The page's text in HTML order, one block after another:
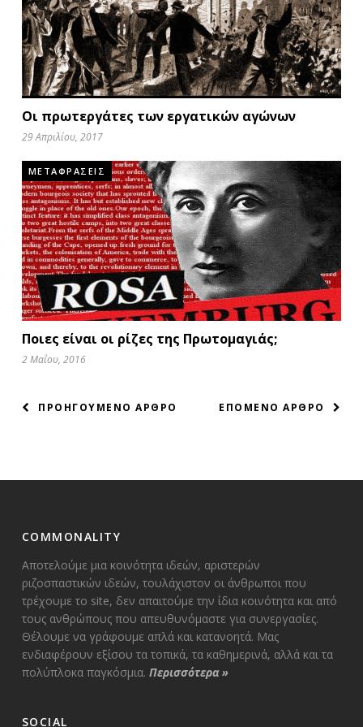
Οι πρωτεργάτες των εργατικών αγώνων
29 Απριλίου, 2017
ΜΕΤΑΦΡΑΣΕΙΣ
Ποιες είναι οι ρίζες της Πρωτομαγιάς;
2 Μαΐου, 2016
ΠΛΟΗΓΗΣΗ
ΕΠΟΜΕΝΟ ΑΡΘΡΟ
ΠΡΟΗΓΟΥΜΕΝΟ ΑΡΘΡΟ
COMMONALITY
Αποτελούμε μια κοινότητα ιδεών, αριστερών
ριζοσπαστικών ιδεών, τουλάχιστον οι άνθρωποι που
τρέχουμε το site, δεν απαιτούμε την ίδια κοινότητα και από
τους ανθρώπους που απευθυνόμαστε για συνεργασίες.
Θέλουμε να γράφουμε απλά και κατανοητά. Μας
ενδιαφέρουν εξίσου τα τοπικά, τα καθημερινά, αλλά και τα
πολύπλοκα παγκόσμια. Περισσότερα»
SOCIAL